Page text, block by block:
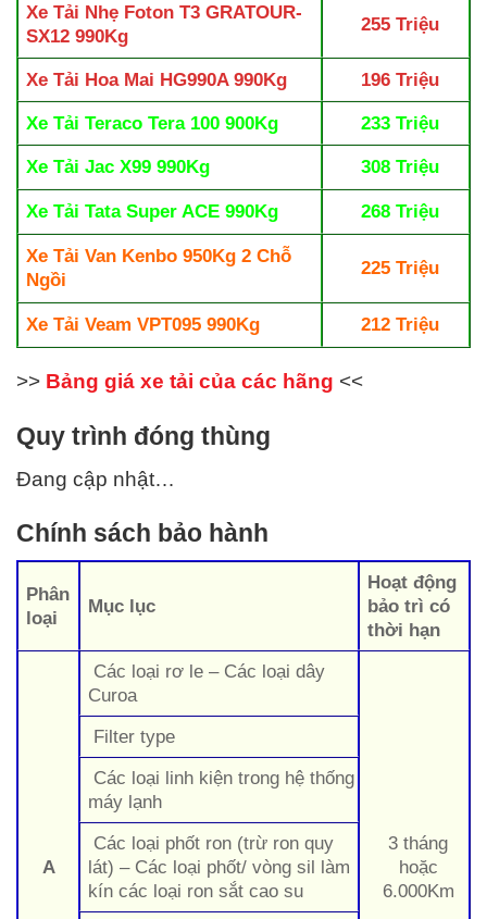
Xe Tải Nhẹ Foton T3 GRATOUR-
SX12 990Kg
255 Triệu
Xe Tải Hoa Mai HG990A 990Kg
196 Triệu
Xe Tải Teraco Tera 100 900Kg
233 Triệu
Xe Tải Jac X99 990Kg
308 Triệu
Xe Tải Tata Super ACE 990Kg 268 Triệu
Xe Tải Van Kenbo 950Kg 2 Chỗ
Ngồi
225 Triệu
Xe Tải Veam VPT095 990Kg 212 Triệu
>> Bảng giá xe tải của các hãng <<
Quy trình đóng thùng
Đang cập nhật…
Chính sách bảo hành
Phân
loại
Mục lục
Hoạt động
bảo trì có
thời hạn
A
Các loại rơ le – Các loại dây
Curoa
3 tháng
hoặc
6.000Km
Filter type
Các loại linh kiện trong hệ thống
máy lạnh
Các loại phốt ron (trừ ron quy
lát) – Các loại phốt/ vòng sil làm
kín các loại ron sắt cao su